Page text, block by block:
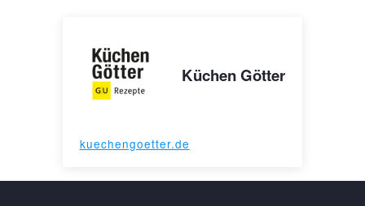
Küchen Götter
kuechengoetter.de